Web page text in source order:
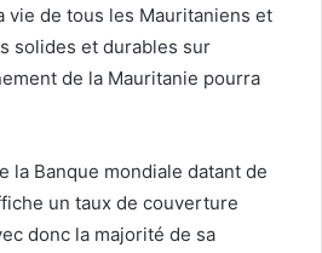
vie de tous les Mauritaniens et
solides et durables sur
de la Mauritanie pourra
la Banque mondiale datant de
un taux de couverture
donc la majorité de sa